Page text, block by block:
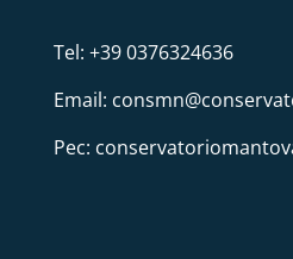
Tel: +39 0376324636
Email:
Pec: